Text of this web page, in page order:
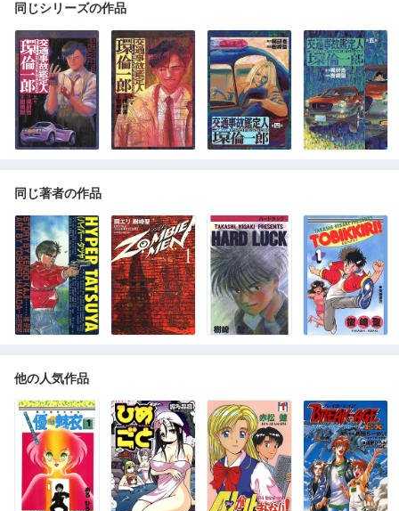
同じシリーズの作品
同じ著者の作品
他の人気作品